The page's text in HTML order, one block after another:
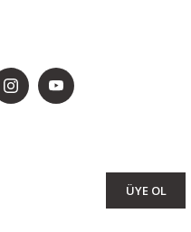
ÜYE OL